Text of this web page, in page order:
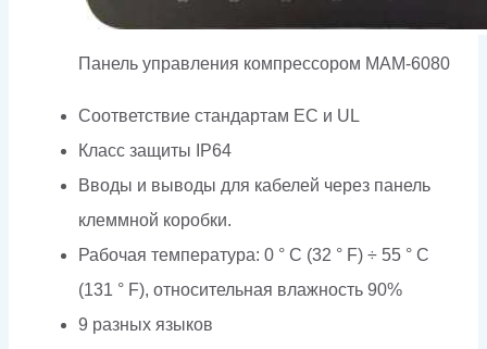
Панель управления компрессором MAM-6080
Соответствие стандартам EC и UL
Класс защиты IP64
Вводы и выводы для кабелей через панель
клеммной коробки.
Рабочая температура: 0 ° C (32 ° F) ÷ 55 ° C
(131 ° F), относительная влажность 90%
9 разных языков